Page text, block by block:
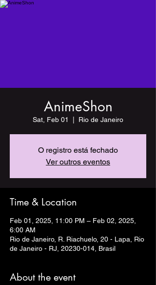
AnimeShon
Sat, Feb 01 Rio de Janeiro
O registro está fechado
Ver outros eventos
Time & Location
Feb 01, 2025, 11:00 PM – Feb 02, 2025,
6:00 AM
Rio de Janeiro, R. Riachuelo, 20 - Lapa, Rio
de Janeiro - RJ, 20230-014, Brasil
About the event